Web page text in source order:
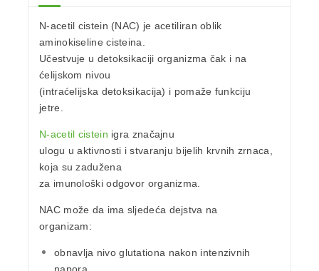
N-acetil cistein (NAC) je acetiliran oblik
aminokiseline cisteina.
Učestvuje u detoksikaciji organizma čak i na
ćelijskom nivou
(intraćelijska detoksikacija) i pomaže funkciju
jetre.
N-acetil cistein igra značajnu
ulogu u aktivnosti i stvaranju bijelih krvnih zrnaca,
koja su zadužena
za imunološki odgovor organizma.
NAC može da ima sljedeća dejstva na
organizam:
obnavlja nivo glutationa nakon intenzivnih